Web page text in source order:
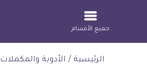
جميع الأقسام
الرئيسية / الأدوية والمكملات